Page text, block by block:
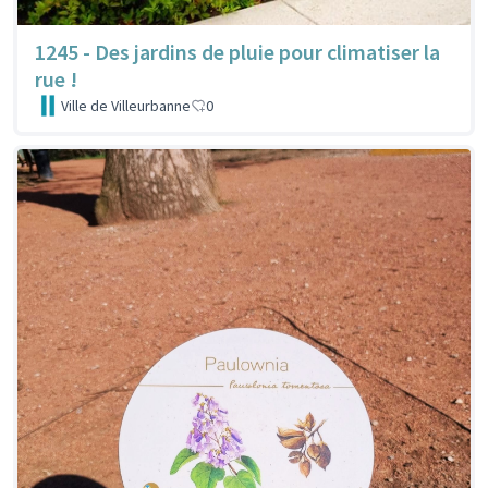
1245 - Des jardins de pluie pour climatiser la
rue !
Ville de Villeurbanne 0